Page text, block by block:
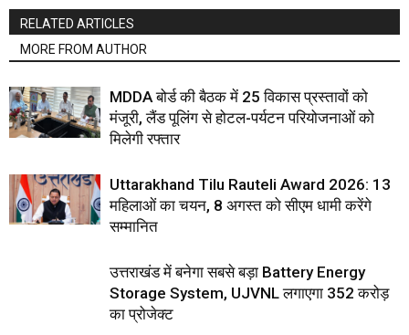
RELATED ARTICLES
MORE FROM AUTHOR
MDDA बोर्ड की बैठक में 25 विकास प्रस्तावों को
मंजूरी, लैंड पूलिंग से होटल-पर्यटन परियोजनाओं को
मिलेगी रफ्तार
Uttarakhand Tilu Rauteli Award 2026: 13
महिलाओं का चयन, 8 अगस्त को सीएम धामी करेंगे
सम्मानित
उत्तराखंड में बनेगा सबसे बड़ा Battery Energy
Storage System, UJVNL लगाएगा 352 करोड़
का प्रोजेक्ट